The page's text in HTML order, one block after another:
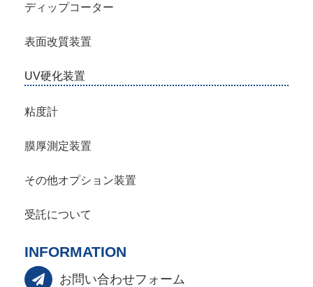
ディップコーター
表面改質装置
UV硬化装置
粘度計
膜厚測定装置
その他オプション装置
受託について
INFORMATION
お問い合わせフォーム